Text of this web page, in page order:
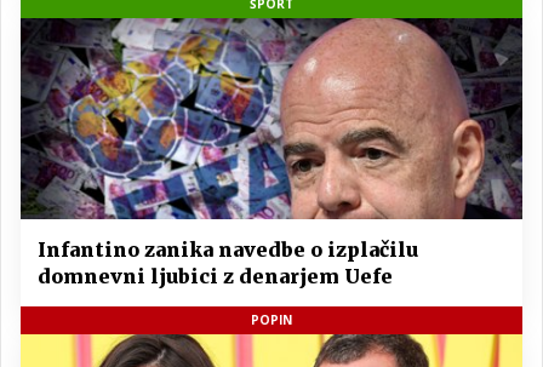
ŠPORT
Infantino zanika navedbe o izplačilu
domnevni ljubici z denarjem Uefe
POPIN